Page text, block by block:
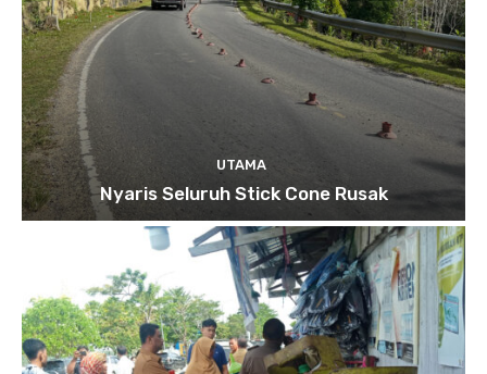
UTAMA
Nyaris Seluruh Stick Cone Rusak